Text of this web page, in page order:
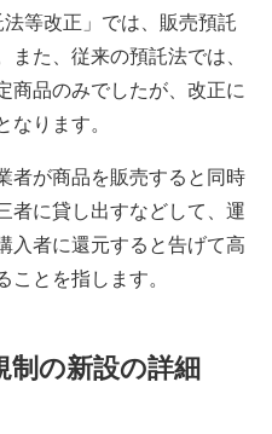
法等改正」では、販売預託
また、従来の預託法では、
商品のみでしたが、改正に
なります。
者が商品を販売すると同時
者に貸し出すなどして、運
入者に還元すると告げて高
ことを指します。
制の新設の詳細